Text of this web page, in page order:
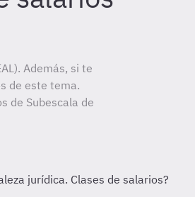
Además, si te
de este tema.
de Subescala de